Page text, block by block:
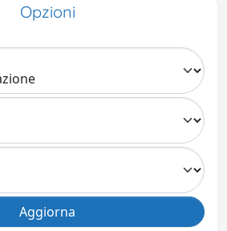
Opzioni